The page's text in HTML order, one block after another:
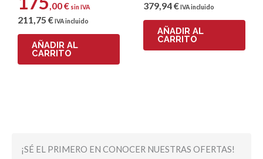
,00€ sin IVA
211,75 €IVA incluido
AÑADIR AL
CARRITO
379,94€IVA incluido
AÑADIR AL
CARRITO
¡SÉ EL PRIMERO EN CONOCER NUESTRAS OFERTAS!